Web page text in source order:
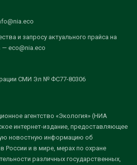
и запросу актуального прайса на
eco@nia.eco
СМИ Эл № ФС77-80306
агентство «Экология» (НИА
интернет-издание, предоставляющее
новостную информацию об
России и в мире, мерах по охране
различных государственных,